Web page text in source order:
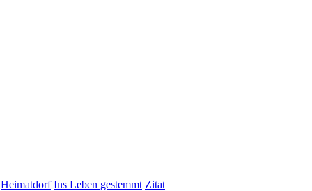
Heimatdorf Ins Leben gestemmt Zitat